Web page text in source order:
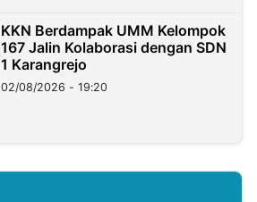
KKN Berdampak UMM Kelompok
167 Jalin Kolaborasi dengan SDN
1 Karangrejo
02/08/2026 - 19:20